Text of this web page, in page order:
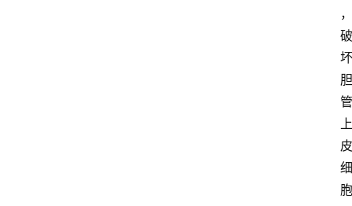
，
破
坏
胆
管
上
皮
细
胞